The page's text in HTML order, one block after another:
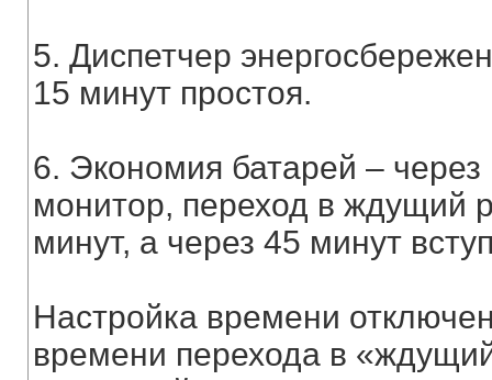
5. Диспетчер
15 минут простоя.
6. Экономия батарей –
монитор, переход в ждущий
минут, а через 45 минут
Настройка времени
времени перехода в